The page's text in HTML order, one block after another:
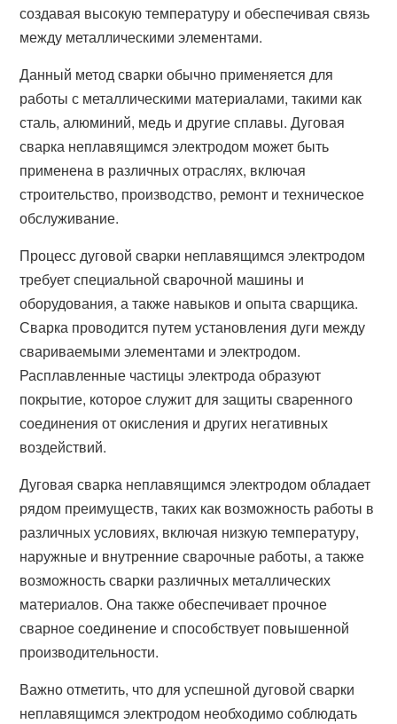
создавая высокую температуру и обеспечивая связь
между металлическими элементами.
Данный метод сварки обычно применяется для
работы с металлическими материалами, такими как
сталь, алюминий, медь и другие сплавы. Дуговая
сварка неплавящимся электродом может быть
применена в различных отраслях, включая
строительство, производство, ремонт и техническое
обслуживание.
Процесс дуговой сварки неплавящимся электродом
требует специальной сварочной машины и
оборудования, а также навыков и опыта сварщика.
Сварка проводится путем установления дуги между
свариваемыми элементами и электродом.
Расплавленные частицы электрода образуют
покрытие, которое служит для защиты сваренного
соединения от окисления и других негативных
воздействий.
Дуговая сварка неплавящимся электродом обладает
рядом преимуществ, таких как возможность работы в
различных условиях, включая низкую температуру,
наружные и внутренние сварочные работы, а также
возможность сварки различных металлических
материалов. Она также обеспечивает прочное
сварное соединение и способствует повышенной
производительности.
Важно отметить, что для успешной дуговой сварки
неплавящимся электродом необходимо соблюдать